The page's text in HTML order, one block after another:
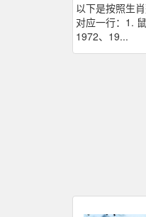
以下是按照生
对应一行：1.
1972、19...